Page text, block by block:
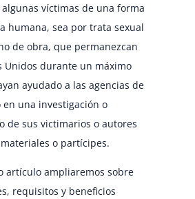
víctimas de una forma
humana, sea por trata sexual
de obra, que permanezcan
Unidos durante un máximo
ayudado a las agencias de
una investigación o
de sus victimarios o autores
o partícipes.
artículo ampliaremos sobre
requisitos y beneficios